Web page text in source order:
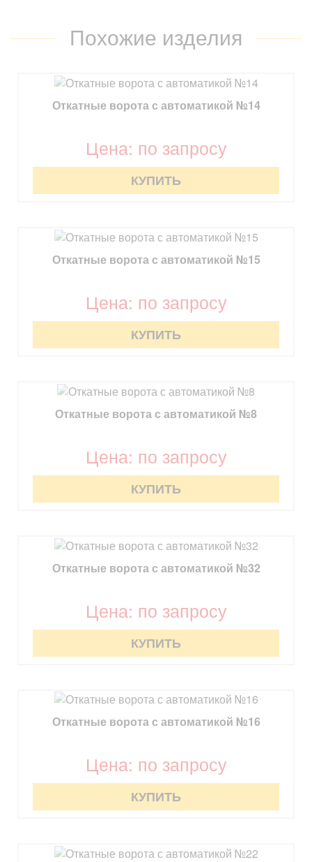
Похожие изделия
Откатные ворота с автоматикой №14
Цена: по запросу
КУПИТЬ
Откатные ворота с автоматикой №15
Цена: по запросу
КУПИТЬ
Откатные ворота с автоматикой №8
Цена: по запросу
КУПИТЬ
Откатные ворота с автоматикой №32
Цена: по запросу
КУПИТЬ
Откатные ворота с автоматикой №16
Цена: по запросу
КУПИТЬ